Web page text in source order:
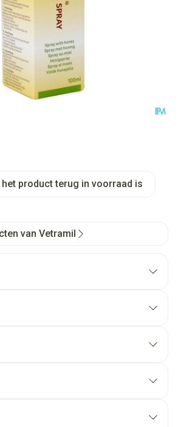
product terug in voorraad is
van Vetramil